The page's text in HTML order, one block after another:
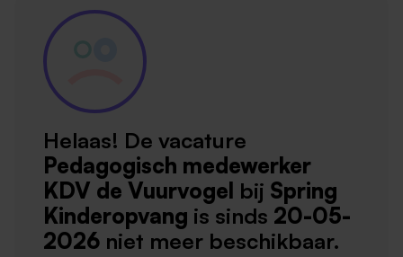
Helaas! De vacature
Pedagogisch medewerker
KDV de Vuurvogel bij Spring
Kinderopvang is sinds 20-05-
2026 niet meer beschikbaar.